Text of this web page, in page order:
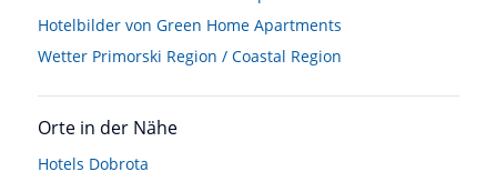
Hotelbilder von Green Home Apartments
Wetter Primorski Region / Coastal Region
Orte in der Nähe
Hotels Dobrota